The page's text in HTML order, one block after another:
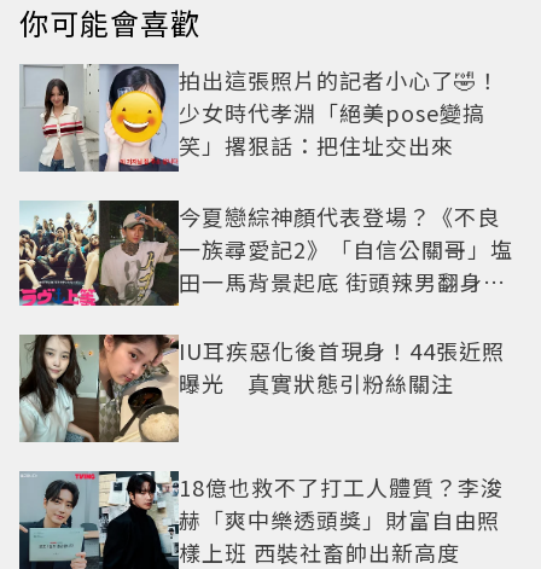
你可能會喜歡
拍出這張照片的記者小心了🤣！
少女時代孝淵「絕美pose變搞
笑」撂狠話：把住址交出來
今夏戀綜神顏代表登場？《不良
一族尋愛記2》「自信公關哥」塩
田一馬背景起底 街頭辣男翻身當
IU耳疾惡化後首現身！44張近照
曝光 真實狀態引粉絲關注
18億也救不了打工人體質？李浚
赫「爽中樂透頭獎」財富自由照
樣上班 西裝社畜帥出新高度